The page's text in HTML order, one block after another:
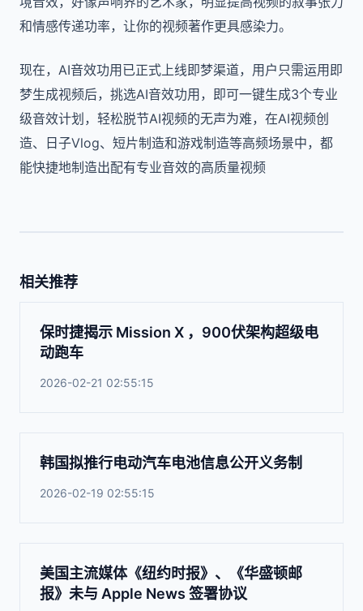
和情感传递功率，让你的视频著作更具感染力。
现在，AI音效功用已正式上线即梦渠道，用户只需运用即
梦生成视频后，挑选AI音效功用，即可一键生成3个专业
级音效计划，轻松脱节AI视频的无声为难，在AI视频创
造、日子Vlog、短片制造和游戏制造等高频场景中，都
能快捷地制造出配有专业音效的高质量视频
相关推荐
保时捷揭示 Mission X ，900伏架构超级电
动跑车
2026-02-21 02:55:15
韩国拟推行电动汽车电池信息公开义务制
2026-02-19 02:55:15
美国主流媒体《纽约时报》、《华盛顿邮
报》未与 Apple News 签署协议